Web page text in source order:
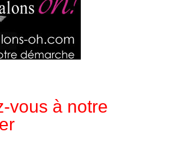
vous à notre